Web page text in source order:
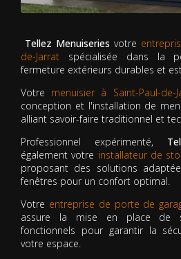
Tellez Menuiseries votre
de-Jarrat spécialisée dans la
fermeture extérieurs durables et
Votre menuisier à Saint-Paul-de-
conception et l'installation de
alliant savoir-faire traditionnel et
Professionnel expérimenté,
également votre installateur de
proposant des solutions
fenêtres pour un confort optimal.
Votre entreprise de porte de
assure la mise en place de
fonctionnels pour garantir la
votre espace.